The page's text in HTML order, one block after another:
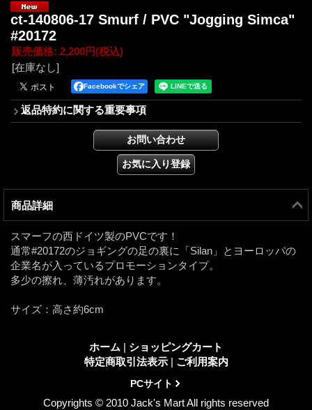
ct-140806-17 Smurf / PVC "Jogging Simca"
#20172
販売価格: 2,200円(税込)
[在庫なし]
Facebookでシェア
返品特約に関する重要事項
商品詳細
スマーフの西ドイツ製のPVCです！
通常#20172のジョギングの足の裏に「Silan」とヨーロッパの
企業名が入っているプロモーションタイプ。
多少の擦れ、薄汚れがあります。
サイズ：高さ約6cm
ホーム | ショッピングカート
特定商取引法表示 | ご利用案内
PCサイト
Copyrights © 2010 Jack's Mart All rights reserved